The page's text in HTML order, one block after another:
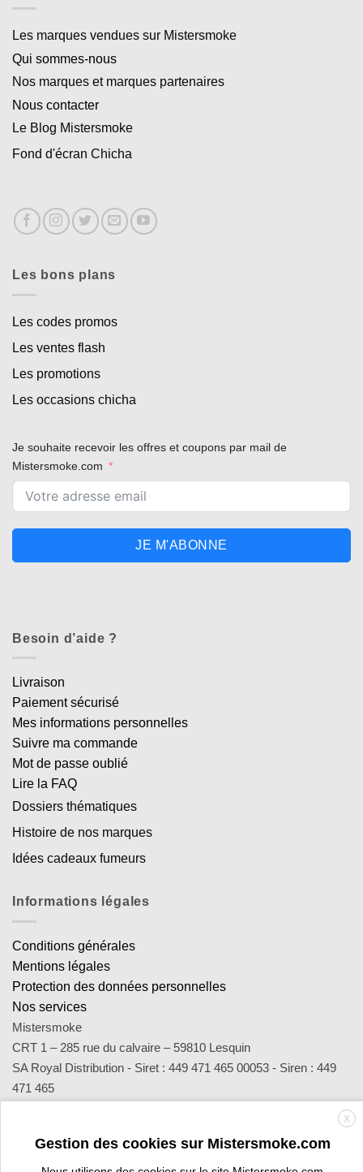
Les marques vendues sur Mistersmoke
Qui sommes-nous
Nos marques et marques partenaires
Nous contacter
Le Blog Mistersmoke
Fond d'écran Chicha
Les bons plans
Les codes promos
Les ventes flash
Les promotions
Les occasions chicha
Je souhaite recevoir les offres et coupons par mail de
Mistersmoke.com
JE M'ABONNE
Besoin d’aide ?
Livraison
Paiement sécurisé
Mes informations personnelles
Suivre ma commande
Mot de passe oublié
Lire la FAQ
Dossiers thématiques
Histoire de nos marques
Idées cadeaux fumeurs
Informations légales
Conditions générales
Mentions légales
Protection des données personnelles
Nos services
Mistersmoke
CRT 1 – 285 rue du calvaire – 59810 Lesquin
SA Royal Distribution - Siret : 449 471 465 00053 - Siren : 449
471 465
sav@mistersmoke.com ou par téléphone au 03 20 90 56 55 du
lundi au vendredi de 9h à 17h.
X
Gestion des cookies sur Mistersmoke.com